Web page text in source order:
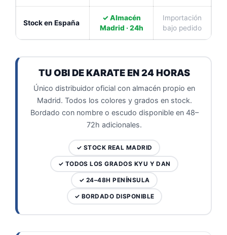
Stock en España
✓ Almacén
Madrid · 24h
Importación
bajo pedido
TU OBI DE KARATE EN 24 HORAS
Único distribuidor oficial con almacén propio en
Madrid. Todos los colores y grados en stock.
Bordado con nombre o escudo disponible en 48–
72h adicionales.
✓ STOCK REAL MADRID
✓ TODOS LOS GRADOS KYU Y DAN
✓ 24–48H PENÍNSULA
✓ BORDADO DISPONIBLE